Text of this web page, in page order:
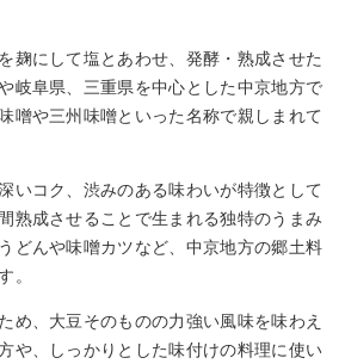
麹にして塩とあわせ、発酵・熟成させた
岐阜県、三重県を中心とした中京地方で
噌や三州味噌といった名称で親しまれて
いコク、渋みのある味わいが特徴として
熟成させることで生まれる独特のうまみ
どんや味噌カツなど、中京地方の郷土料
。
め、大豆そのものの力強い風味を味わえ
や、しっかりとした味付けの料理に使い